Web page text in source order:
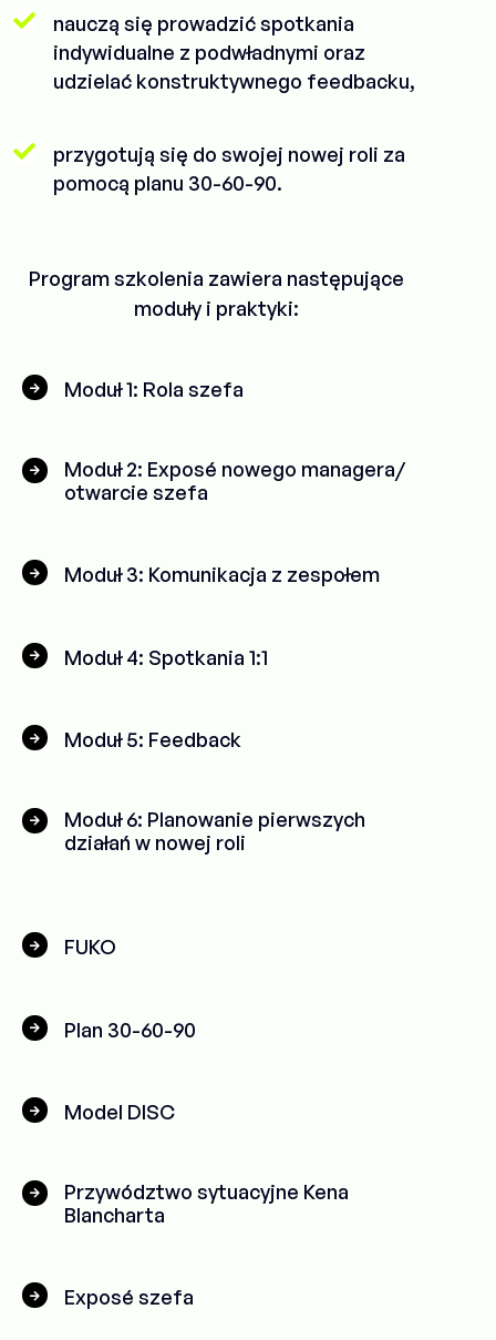
nauczą się prowadzić spotkania
indywidualne z podwładnymi oraz
udzielać konstruktywnego feedbacku,
przygotują się do swojej nowej roli za
pomocą planu 30-60-90.
Program szkolenia zawiera następujące
moduły i praktyki:
Moduł 1: Rola szefa
Moduł 2: Exposé nowego managera/
otwarcie szefa
Moduł 3: Komunikacja z zespołem
Moduł 4: Spotkania 1:1
Moduł 5: Feedback
Moduł 6: Planowanie pierwszych
działań w nowej roli
FUKO
Plan 30-60-90
Model DISC
Przywództwo sytuacyjne Kena
Blancharta
Exposé szefa